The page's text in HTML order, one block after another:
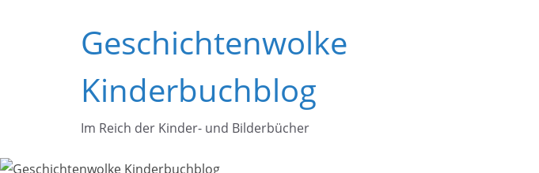
Geschichtenwolke
Kinderbuchblog
Im Reich der Kinder- und Bilderbücher